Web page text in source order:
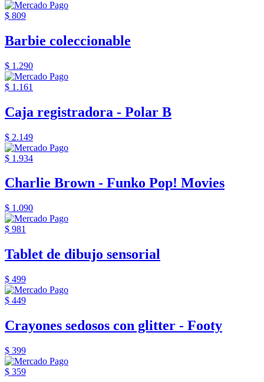
$ 809
Barbie coleccionable
$ 1.290
$ 1.161
Caja registradora - Polar B
$ 2.149
$ 1.934
Charlie Brown - Funko Pop! Movies
$ 1.090
$ 981
Tablet de dibujo sensorial
$ 499
$ 449
Crayones sedosos con glitter - Footy
$ 399
$ 359